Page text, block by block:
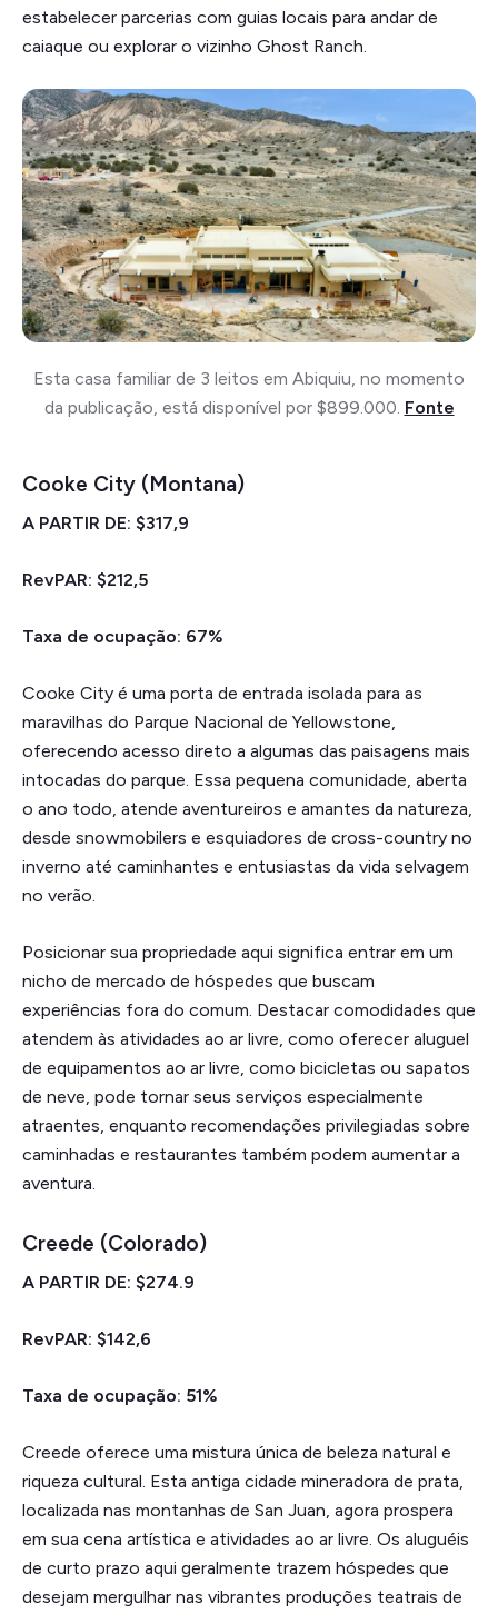
estabelecer parcerias com guias locais para andar de
caiaque ou explorar o vizinho Ghost Ranch.
Esta casa familiar de 3 leitos em Abiquiu, no momento
da publicação, está disponível por $899.000. Fonte
Cooke City (Montana)
A PARTIR DE: $317,9
RevPAR: $212,5
Taxa de ocupação: 67%
Cooke City é uma porta de entrada isolada para as
maravilhas do Parque Nacional de Yellowstone,
oferecendo acesso direto a algumas das paisagens mais
intocadas do parque. Essa pequena comunidade, aberta
o ano todo, atende aventureiros e amantes da natureza,
desde snowmobilers e esquiadores de cross-country no
inverno até caminhantes e entusiastas da vida selvagem
no verão.
Posicionar sua propriedade aqui significa entrar em um
nicho de mercado de hóspedes que buscam
experiências fora do comum. Destacar comodidades que
atendem às atividades ao ar livre, como oferecer aluguel
de equipamentos ao ar livre, como bicicletas ou sapatos
de neve, pode tornar seus serviços especialmente
atraentes, enquanto recomendações privilegiadas sobre
caminhadas e restaurantes também podem aumentar a
aventura.
Creede (Colorado)
A PARTIR DE: $274.9
RevPAR: $142,6
Taxa de ocupação: 51%
Creede oferece uma mistura única de beleza natural e
riqueza cultural. Esta antiga cidade mineradora de prata,
localizada nas montanhas de San Juan, agora prospera
em sua cena artística e atividades ao ar livre. Os aluguéis
de curto prazo aqui geralmente trazem hóspedes que
desejam mergulhar nas vibrantes produções teatrais de